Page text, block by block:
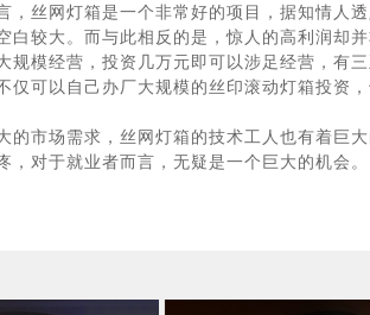
，丝网灯箱是一个非常好的项目，据知情人
白较大。而与此相反的是，惊人的高利润却
规模经营，投资几万元即可以涉足经营，有
仅可以自己办厂大规模的丝印滚动灯箱投资
的市场需求，丝网灯箱的技术工人也有着巨
，对于就业者而言，无疑是一个巨大的机会。